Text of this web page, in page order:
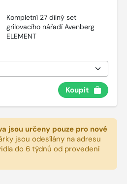
Kompletní 27 dílný set
grilovacího nářadí Avenberg
ELEMENT
Koupit
jsou určeny pouze pro nové
jsou odesílány na adresu
do 6 týdnů od provedení